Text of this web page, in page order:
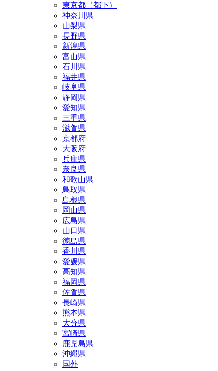
東京都（都下）
神奈川県
山梨県
長野県
新潟県
富山県
石川県
福井県
岐阜県
静岡県
愛知県
三重県
滋賀県
京都府
大阪府
兵庫県
奈良県
和歌山県
鳥取県
島根県
岡山県
広島県
山口県
徳島県
香川県
愛媛県
高知県
福岡県
佐賀県
長崎県
熊本県
大分県
宮崎県
鹿児島県
沖縄県
国外